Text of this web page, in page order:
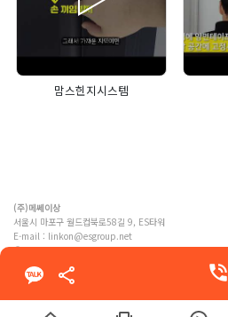
맘스힌지시스템
phone_in_talk
(주)메쎄이상
서울시 마포구 월드컵북로58길 9, ES타워
E-mail : linkon@esgroup.net
ⓒ MESSE ESANG. Co., Ltd. ALL RIGHTS RESERVED
이용약관